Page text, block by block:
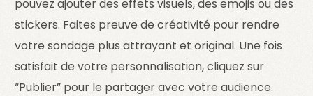
pouvez ajouter des effets visuels, des emojis ou des
stickers. Faites preuve de créativité pour rendre
votre sondage plus attrayant et original. Une fois
satisfait de votre personnalisation, cliquez sur
“Publier” pour le partager avec votre audience.